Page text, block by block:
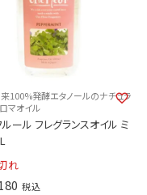
100%発酵エタノールのナチュラ
マオイル
ール フレグランスオイル ミ
れ
税込